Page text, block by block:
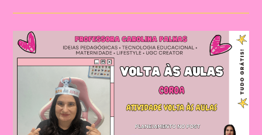
SEUS
ALUNOS
SE
SENTIREM
ESPECIAIS